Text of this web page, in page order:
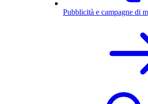
Pubblicità e campagne di